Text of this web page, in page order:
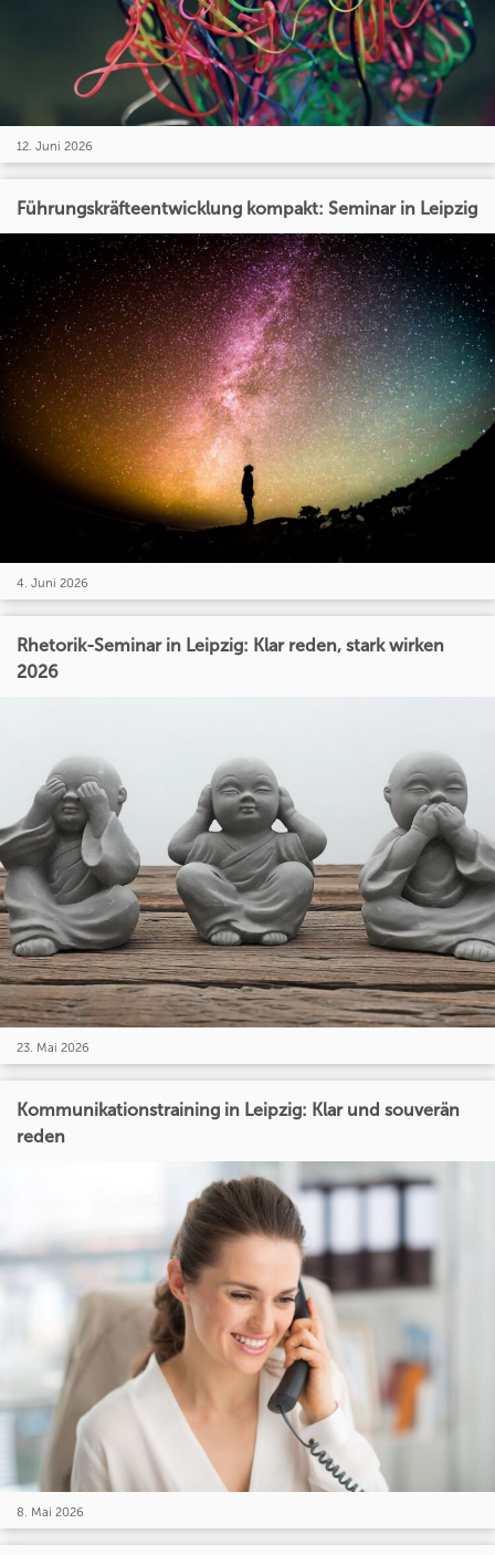
12. Juni 2026
Führungskräfteentwicklung kompakt: Seminar in Leipzig
4. Juni 2026
Rhetorik-Seminar in Leipzig: Klar reden, stark wirken
2026
23. Mai 2026
Kommunikationstraining in Leipzig: Klar und souverän
reden
8. Mai 2026